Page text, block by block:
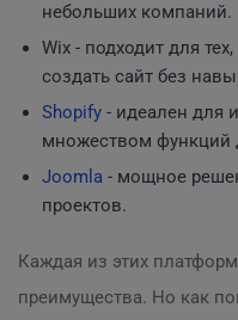
небольших компаний.
Wix - подходит для
создать сайт без
Shopify - идеален для
множеством функций
Joomla - мощное
проектов.
Каждая из этих
преимущества. Но как